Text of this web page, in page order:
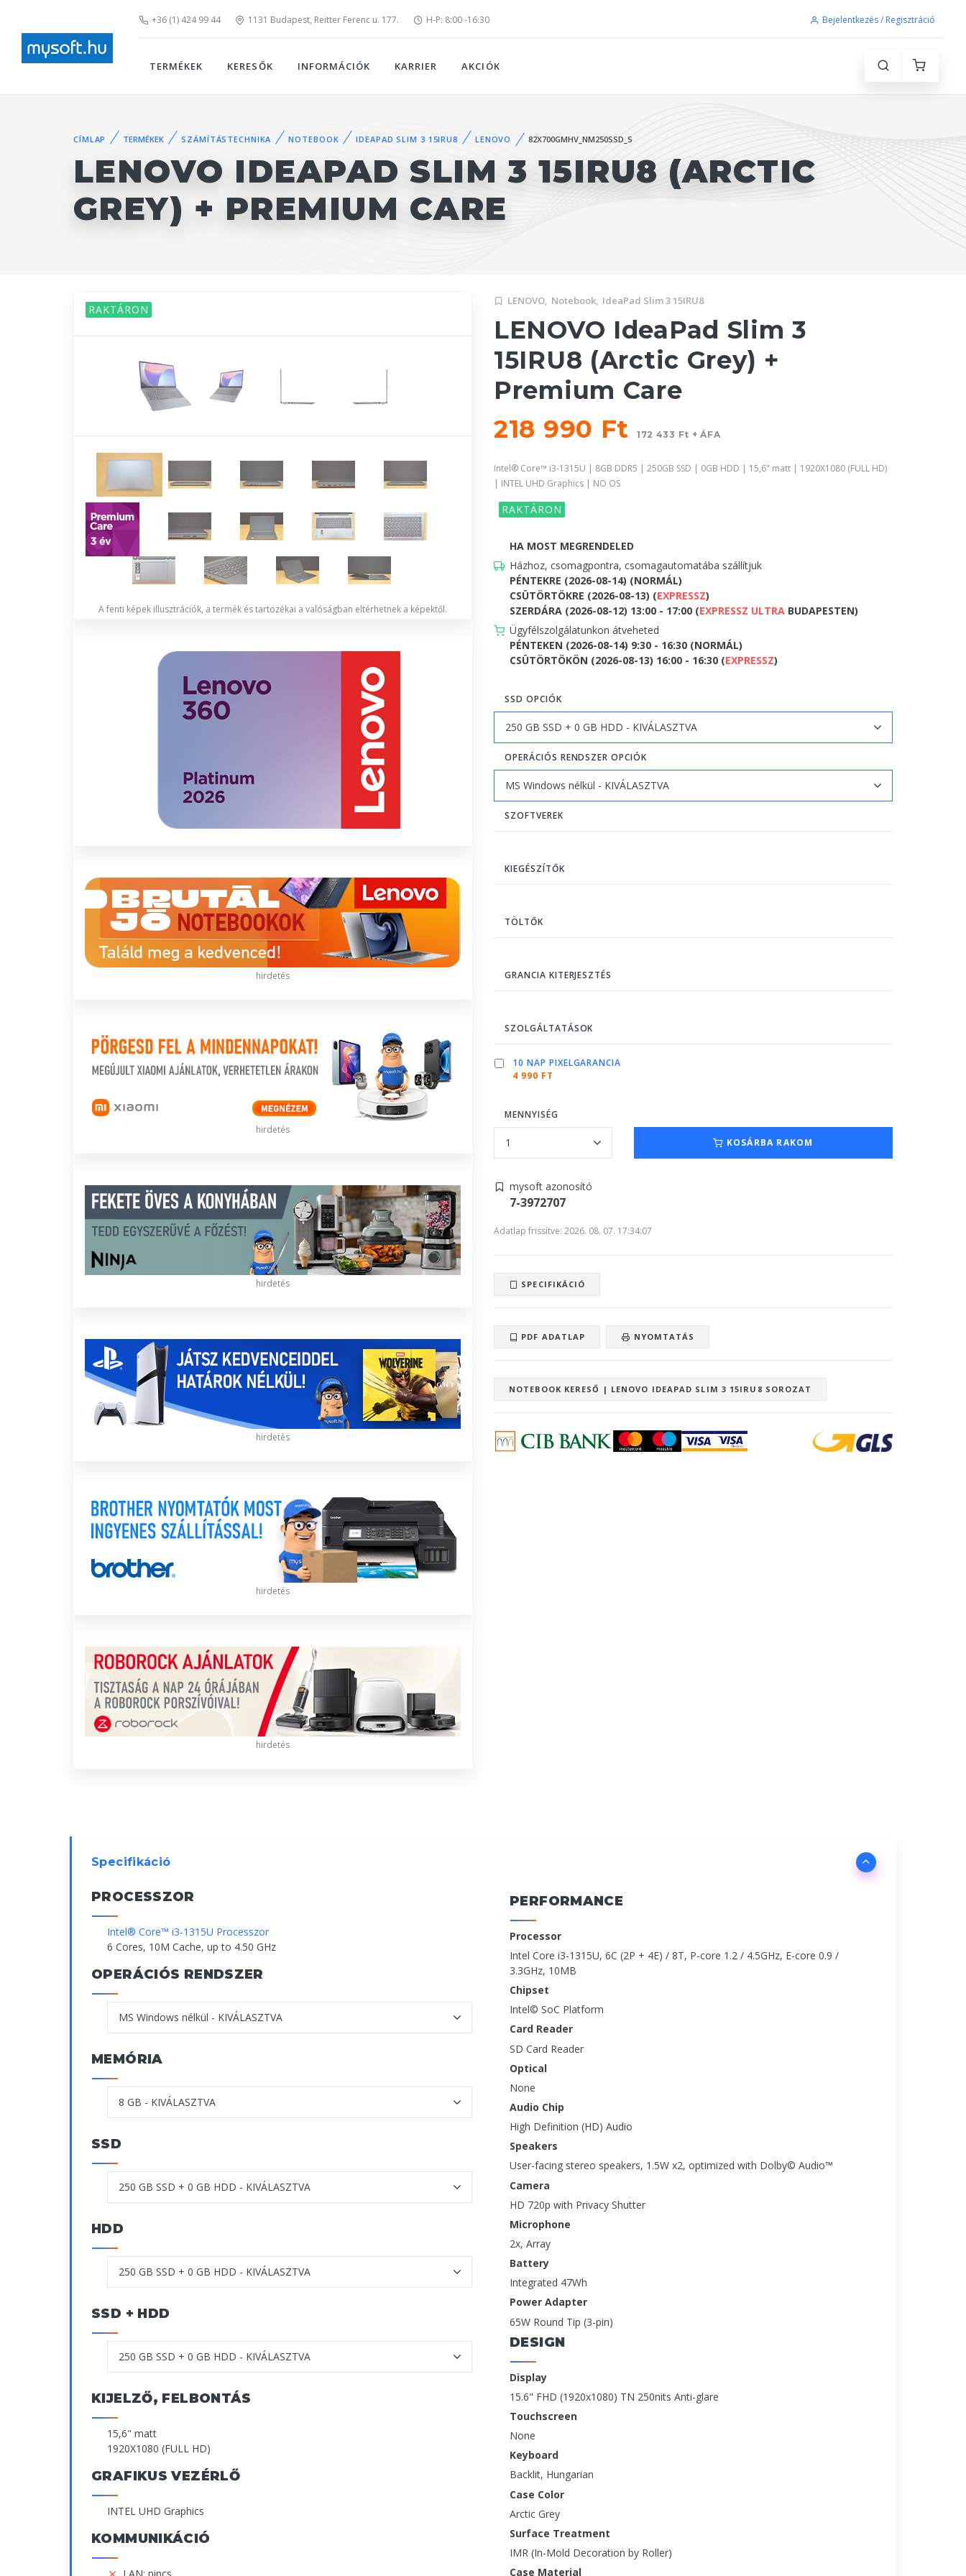
+36 (1) 424 99 44 1131 Budapest, Reitter Ferenc u. 177. H-P: 8:00 -16:30 Bejelentkezés / Regisztráció
TERMÉKEK KERESŐK INFORMÁCIÓK KARRIER AKCIÓK
CÍMLAP TERMÉKEK SZÁMÍTÁSTECHNIKA NOTEBOOK IDEAPAD SLIM 3 15IRU8 LENOVO 82X700GMHV_NM250SSD_S
LENOVO IDEAPAD SLIM 3 15IRU8 (ARCTIC
GREY) + PREMIUM CARE
RAKTÁRON
A fenti képek illusztrációk, a termék és tartozékai a valóságban eltérhetnek a képektől.
hirdetés
hirdetés
hirdetés
hirdetés
hirdetés
hirdetés
LENOVO, Notebook, IdeaPad Slim 3 15IRU8
LENOVO IdeaPad Slim 3
15IRU8 (Arctic Grey) +
Premium Care
218 990 Ft
172 433 Ft + ÁFA
Intel® Core™ i3-1315U | 8GB DDR5 | 250GB SSD | 0GB HDD | 15,6" matt | 1920X1080 (FULL HD)
| INTEL UHD Graphics | NO OS
RAKTÁRON
HA MOST MEGRENDELED
Házhoz, csomagpontra, csomagautomatába szállítjuk
PÉNTEKRE (2026-08-14) (NORMÁL)
CSÜTÖRTÖKRE (2026-08-13) (EXPRESSZ)
SZERDÁRA (2026-08-12) 13:00 - 17:00 (EXPRESSZ ULTRA BUDAPESTEN)
Ügyfélszolgálatunkon átveheted
PÉNTEKEN (2026-08-14) 9:30 - 16:30 (NORMÁL)
CSÜTÖRTÖKÖN (2026-08-13) 16:00 - 16:30 (EXPRESSZ)
SSD OPCIÓK
OPERÁCIÓS RENDSZER OPCIÓK
SZOFTVEREK
KIEGÉSZÍTŐK
TÖLTŐK
GRANCIA KITERJESZTÉS
SZOLGÁLTATÁSOK
10 NAP PIXELGARANCIA
4 990 FT
MENNYISÉG
KOSÁRBA RAKOM
mysoft azonosító
7-3972707
Adatlap frissítve: 2026. 08. 07. 17:34:07
SPECIFIKÁCIÓ
PDF ADATLAP NYOMTATÁS
NOTEBOOK KERESŐ | LENOVO IDEAPAD SLIM 3 15IRU8 SOROZAT
Specifikáció
PROCESSZOR
Intel® Core™ i3-1315U Processzor
6 Cores, 10M Cache, up to 4.50 GHz
OPERÁCIÓS RENDSZER
MEMÓRIA
SSD
HDD
SSD + HDD
KIJELZŐ, FELBONTÁS
15,6" matt
1920X1080 (FULL HD)
GRAFIKUS VEZÉRLŐ
INTEL UHD Graphics
KOMMUNIKÁCIÓ
PERFORMANCE
Processor
Intel Core i3-1315U, 6C (2P + 4E) / 8T, P-core 1.2 / 4.5GHz, E-core 0.9 /
3.3GHz, 10MB
Chipset
Intel© SoC Platform
Card Reader
SD Card Reader
Optical
None
Audio Chip
High Definition (HD) Audio
Speakers
User-facing stereo speakers, 1.5W x2, optimized with Dolby© Audio™
Camera
HD 720p with Privacy Shutter
Microphone
2x, Array
Battery
Integrated 47Wh
Power Adapter
65W Round Tip (3-pin)
DESIGN
Display
15.6" FHD (1920x1080) TN 250nits Anti-glare
Touchscreen
None
Keyboard
Backlit, Hungarian
Case Color
Arctic Grey
Surface Treatment
IMR (In-Mold Decoration by Roller)
Case Material